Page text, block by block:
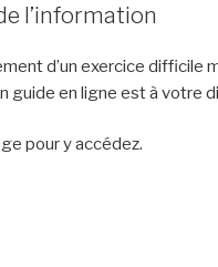
l’information
d’un exercice difficile
guide en ligne est à votre
pour y accédez.